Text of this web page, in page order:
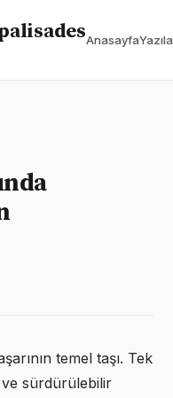
Anasayfa
temel taşı. Tek
sürdürülebilir